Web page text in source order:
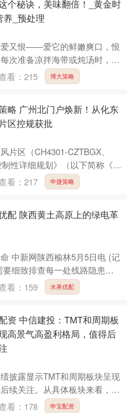
个秘诀，美味翻倍！_黄金时
养_预处理
又恨——爱它的鲜嫩爽口，恨
次准备凉拌海带或炖汤时，你
水焯几分钟？”别担心，今天
看： 215 博大策略
略 广州北门户焕新！从化东
区控规获批
片区（CH4301-CZTBGX、
性详细规划》（以下简称《规
委员会地区规划专业委....
看： 217 申捷策略
配 陕西黄土高原上的绿电革
中新网陕西榆林5月5日电 (记
细致排查每一处线路隐患、
能马虎。”黄土高原的清晨
看： 159 水果优配
资 中信建投：TMT和周期板
高景气高盈利格局，值得后
披露显示TMT和周期板块呈现
续关注。从具体板块来看，算
正由核心硬件存储芯片、光模
看： 178 申宝配资